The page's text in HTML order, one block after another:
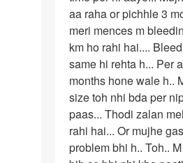
aa raha or pichhle 3
meri mences m
km ho rahi hai....
same hi rehta h... Per
months hone wale h..
size toh nhi bda per
paas... Thodi zalan
rahi hai... Or mujhe
problem bhi h.. Toh..